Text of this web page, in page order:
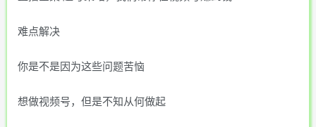
难点解决
你是不是因为这些问题苦恼
想做视频号，但是不知从何做起